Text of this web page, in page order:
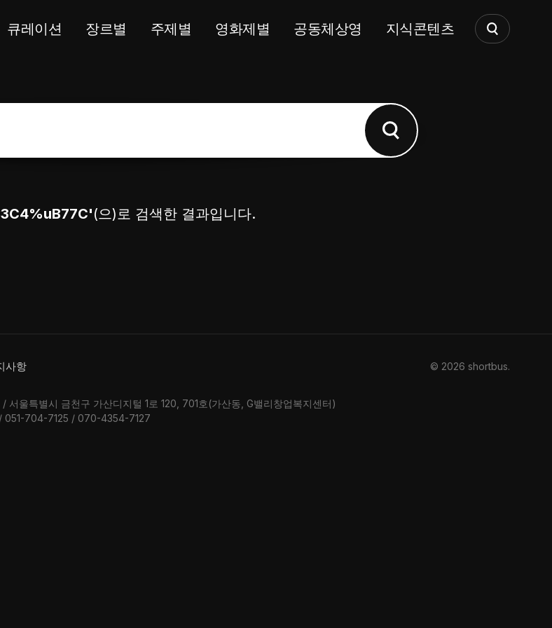
큐레이션 장르별 주제별 영화제별 공동체상영 지식콘텐츠
(으)로 검색한 결과입니다.
사항
울특별시 금천구 가산디지털 1로 120, 701호(가산동, G밸리창업복지센터)
051-704-7125 / 070-4354-7127
© 2026 shortbus.